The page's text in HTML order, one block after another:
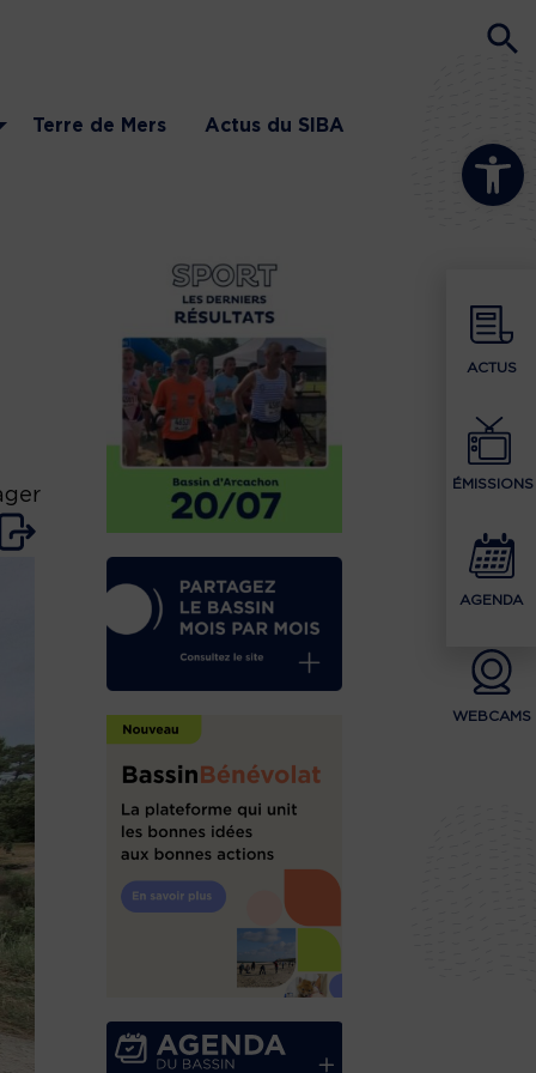
Ouvrir la
ACTUS
ÉMISSIONS
AGENDA
WEBCAMS
Terre de Mers Actus du SIBA